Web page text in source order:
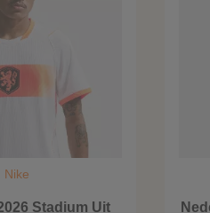
Nike
Stadium Uit